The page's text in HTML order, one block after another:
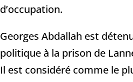
d’occupation.
Georges Abdallah est
politique à la prison de
Il est considéré comme le